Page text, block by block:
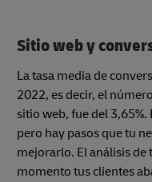
Sitio web y
La tasa media de
2022, es decir, el
sitio web, fue del
pero hay pasos que tu
mejorarlo. El análisis
momento tus clientes